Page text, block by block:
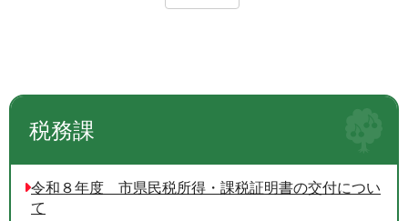
税務課
令和８年度 市県民税所得・課税証明書の交付につい
て